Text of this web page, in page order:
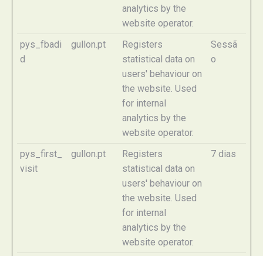
analytics by the
website operator.
pys_fbadi
d
gullon.pt
Registers
statistical data on
users' behaviour on
the website. Used
for internal
analytics by the
website operator.
Sessã
o
pys_first_
visit
gullon.pt
Registers
statistical data on
users' behaviour on
the website. Used
for internal
analytics by the
website operator.
7 dias